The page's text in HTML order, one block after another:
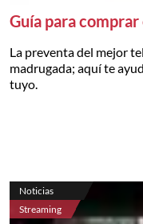
Guía para
La preventa del mejor
madrugada; aquí te
tuyo.
Noticias
Streaming